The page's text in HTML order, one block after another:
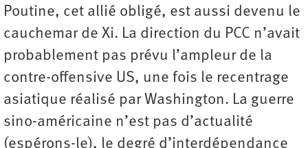
Poutine, cet allié obligé, est aussi devenu le
cauchemar de Xi. La direction du PCC n’avait
probablement pas prévu l’ampleur de la
contre-offensive US, une fois le recentrage
asiatique réalisé par Washington. La guerre
sino-américaine n’est pas d’actualité
(espérons-le), le degré d’interdépendance